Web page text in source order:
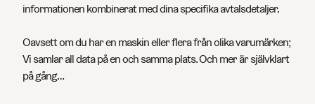
informationen kombinerat med dina specifika avtalsdetaljer.
Oavsett om du har en maskin eller flera från olika varumärken;
Vi samlar all data på en och samma plats. Och mer är självklart
på gång…